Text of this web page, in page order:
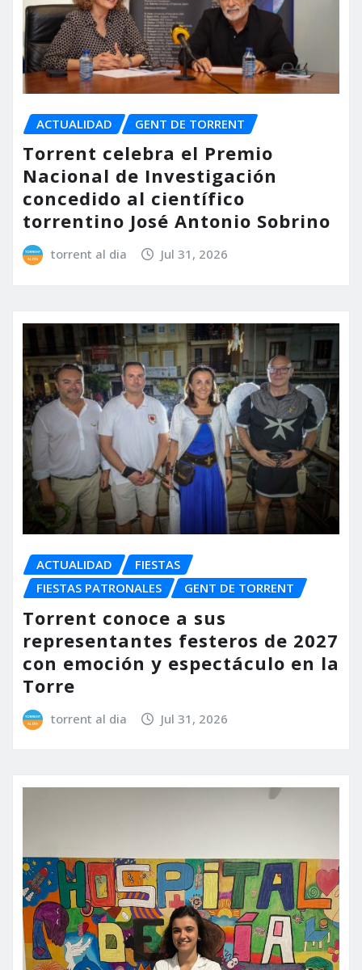
ACTUALIDAD GENT DE TORRENT
Torrent celebra el Premio
Nacional de Investigación
concedido al científico
torrentino José Antonio Sobrino
torrent al dia Jul 31, 2026
ACTUALIDAD
FIESTAS
FIESTAS PATRONALES
GENT DE TORRENT
Torrent conoce a sus
representantes festeros de 2027
con emoción y espectáculo en la
Torre
torrent al dia Jul 31, 2026